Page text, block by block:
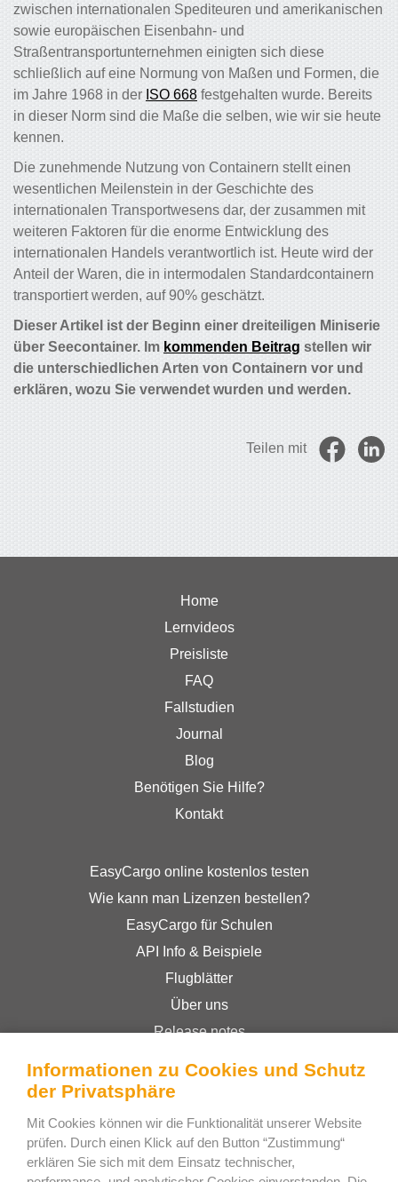
zwischen internationalen Spediteuren und amerikanischen
sowie europäischen Eisenbahn- und
Straßentransportunternehmen einigten sich diese
schließlich auf eine Normung von Maßen und Formen, die
im Jahre 1968 in der ISO 668 festgehalten wurde. Bereits
in dieser Norm sind die Maße die selben, wie wir sie heute
kennen.
Die zunehmende Nutzung von Containern stellt einen
wesentlichen Meilenstein in der Geschichte des
internationalen Transportwesens dar, der zusammen mit
weiteren Faktoren für die enorme Entwicklung des
internationalen Handels verantwortlich ist. Heute wird der
Anteil der Waren, die in intermodalen Standardcontainern
transportiert werden, auf 90% geschätzt.
Dieser Artikel ist der Beginn einer dreiteiligen Miniserie
über Seecontainer. Im kommenden Beitrag stellen wir
die unterschiedlichen Arten von Containern vor und
erklären, wozu Sie verwendet wurden und werden.
Teilen mit
Home
Lernvideos
Preisliste
FAQ
Fallstudien
Journal
Blog
Benötigen Sie Hilfe?
Kontakt
EasyCargo online kostenlos testen
Wie kann man Lizenzen bestellen?
EasyCargo für Schulen
API Info & Beispiele
Flugblätter
Über uns
Release notes
Geschäftsbedingungen
Bee Interactive s.r.o.
Informationen zu Cookies und Schutz
der Privatsphäre
Mit Cookies können wir die Funktionalität unserer Website
prüfen. Durch einen Klick auf den Button “Zustimmung“
erklären Sie sich mit dem Einsatz technischer,